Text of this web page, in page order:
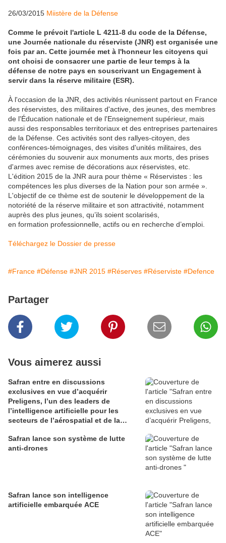
26/03/2015 Miistère de la Défense
Comme le prévoit l'article L 4211-8 du code de la Défense,
une Journée nationale du réserviste (JNR) est organisée une
fois par an. Cette journée met à l'honneur les citoyens qui
ont choisi de consacrer une partie de leur temps à la
défense de notre pays en souscrivant un Engagement à
servir dans la réserve militaire (ESR).
À l'occasion de la JNR, des activités réunissent partout en France
des réservistes, des militaires d'active, des jeunes, des membres
de l'Éducation nationale et de l'Enseignement supérieur, mais
aussi des responsables territoriaux et des entreprises partenaires
de la Défense. Ces activités sont des rallyes-citoyen, des
conférences-témoignages, des visites d'unités militaires, des
cérémonies du souvenir aux monuments aux morts, des prises
d'armes avec remise de décorations aux réservistes, etc.
L'édition 2015 de la JNR aura pour thème « Réservistes : les
compétences les plus diverses de la Nation pour son armée ».
L'objectif de ce thème est de soutenir le développement de la
notoriété de la réserve militaire et son attractivité, notamment
auprès des plus jeunes, qu’ils soient scolarisés,
en formation professionnelle, actifs ou en recherche d’emploi.
Téléchargez le Dossier de presse
#France #Défense #JNR 2015 #Réserves #Réserviste #Defence
Partager
Vous aimerez aussi
Safran entre en discussions
exclusives en vue d’acquérir
Preligens, l’un des leaders de
l’intelligence artificielle pour les
secteurs de l’aérospatial et de la
Safran lance son système de lutte
anti-drones
Safran lance son intelligence
artificielle embarquée ACE